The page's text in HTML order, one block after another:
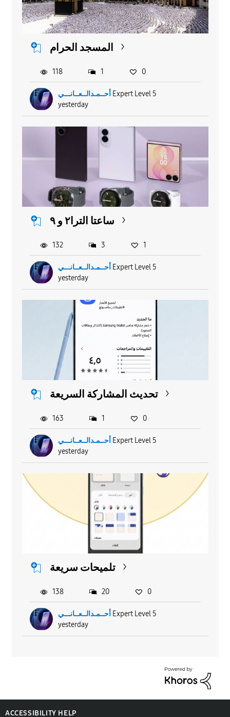
المسجد الحرام
أحــمـدالــعــانـــي Expert Level 5
yesterday
118 1 0
ساعتا الترا٢ و ٩
أحــمـدالــعــانـــي Expert Level 5
yesterday
132 3 1
تحديث المشاركة السريعة
أحــمـدالــعــانـــي Expert Level 5
yesterday
163 1 0
تلميحات سريعة
أحــمـدالــعــانـــي Expert Level 5
yesterday
138 20 0
ACCESSIBILITY HELP